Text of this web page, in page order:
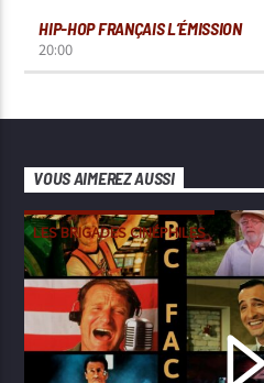
HIP-HOP FRANÇAIS L’ÉMISSION
20:00
VOUS AIMEREZ AUSSI
LES BRIGADES CINÉPHILES